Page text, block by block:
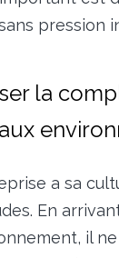
pression
la
a sa
En
il